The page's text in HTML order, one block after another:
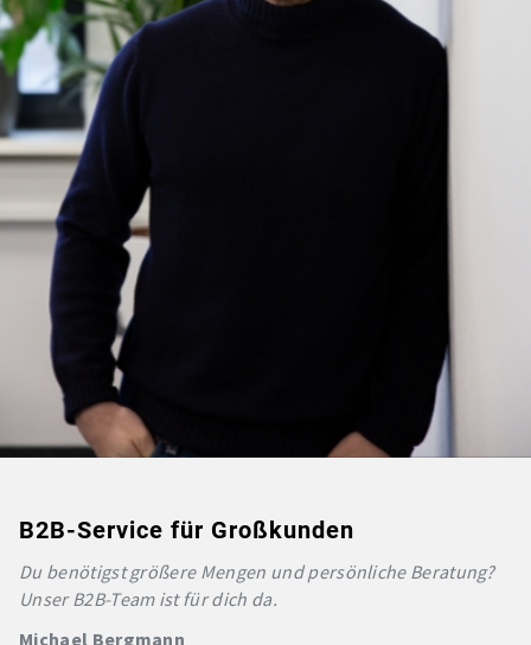
B2B-Service für Großkunden
Du benötigst größere Mengen und persönliche Beratung?
Unser B2B-Team ist für dich da.
Michael Bergmann